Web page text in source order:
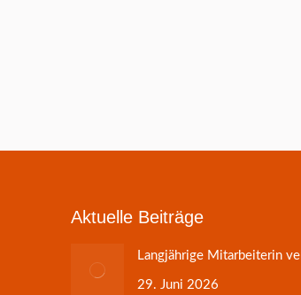
Aktuelle Beiträge
Langjährige Mitarbeiterin
29. Juni 2026